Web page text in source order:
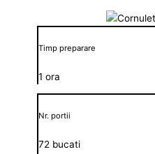
Timp preparare
1 ora
Nr. portii
72 bucati